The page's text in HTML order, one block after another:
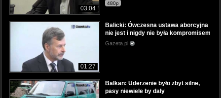
03:04
480p
01:27
Balicki: Ówczesna ustawa aborcyjna
nie jest i nigdy nie była kompromisem
Gazeta.pl
Balkan: Uderzenie było zbyt silne,
pasy niewiele by dały